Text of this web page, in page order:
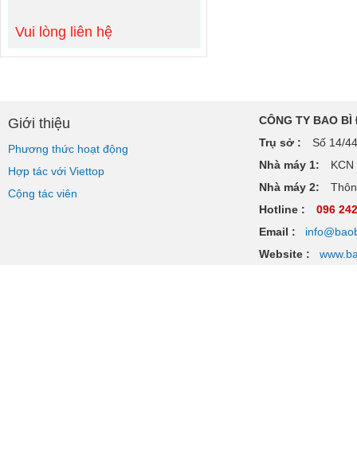
Vui lòng liên hệ
Giới thiệu
Phương thức hoạt động
Hợp tác với Viettop
Cộng tác viên
CÔNG TY BAO BÌ
Trụ sở :
Số 14/
Nhà máy 1:
Nhà máy 2:
Hotline :
096
Email :
Website :